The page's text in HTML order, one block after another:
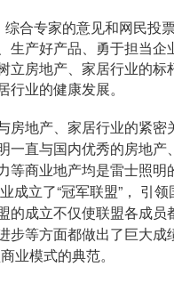
合专家的意见和网民投
生产好产品、勇于担当
房地产、家居行业的标
业的健康发展。
房地产、家居行业的紧密
直与国内优秀的房地产
商业地产均是雷士照
立了“冠军联盟”， 引领
成立不仅使联盟各成员
等方面都做出了巨大成
业模式的典范。